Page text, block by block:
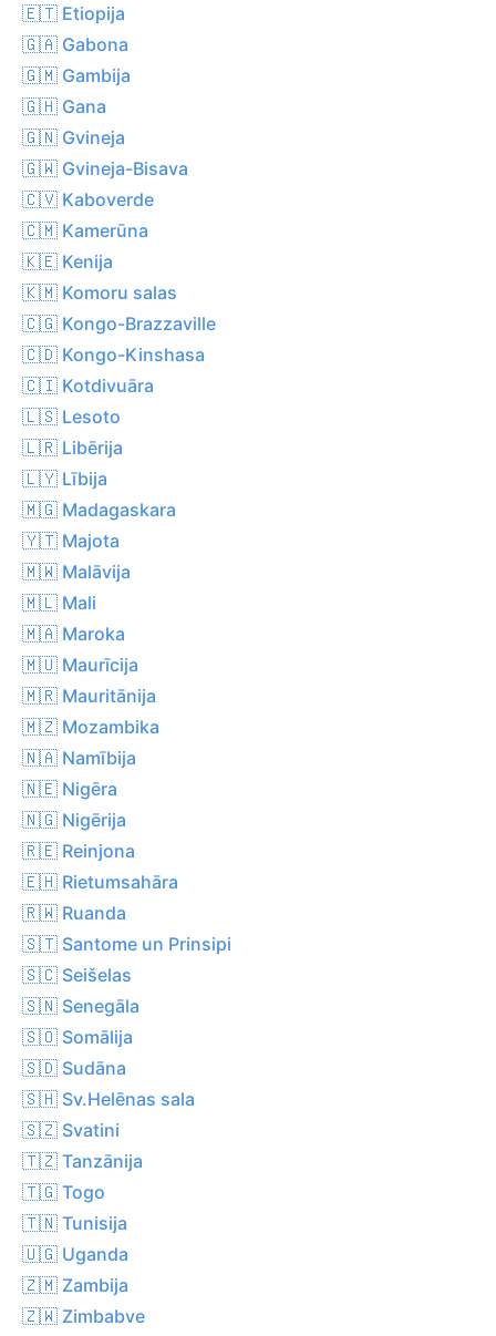
🇪🇹 Etiopija
🇬🇦 Gabona
🇬🇲 Gambija
🇬🇭 Gana
🇬🇳 Gvineja
🇬🇼 Gvineja-Bisava
🇨🇻 Kaboverde
🇨🇲 Kamerūna
🇰🇪 Kenija
🇰🇲 Komoru salas
🇨🇬 Kongo-Brazzaville
🇨🇩 Kongo-Kinshasa
🇨🇮 Kotdivuāra
🇱🇸 Lesoto
🇱🇷 Libērija
🇱🇾 Lībija
🇲🇬 Madagaskara
🇾🇹 Majota
🇲🇼 Malāvija
🇲🇱 Mali
🇲🇦 Maroka
🇲🇺 Maurīcija
🇲🇷 Mauritānija
🇲🇿 Mozambika
🇳🇦 Namībija
🇳🇪 Nigēra
🇳🇬 Nigērija
🇷🇪 Reinjona
🇪🇭 Rietumsahāra
🇷🇼 Ruanda
🇸🇹 Santome un Prinsipi
🇸🇨 Seišelas
🇸🇳 Senegāla
🇸🇴 Somālija
🇸🇩 Sudāna
🇸🇭 Sv.Helēnas sala
🇸🇿 Svatini
🇹🇿 Tanzānija
🇹🇬 Togo
🇹🇳 Tunisija
🇺🇬 Uganda
🇿🇲 Zambija
🇿🇼 Zimbabve